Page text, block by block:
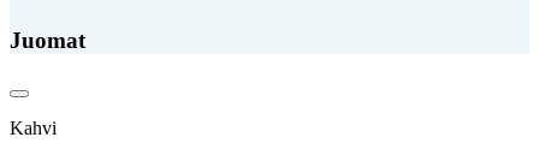
Juomat
Kahvi